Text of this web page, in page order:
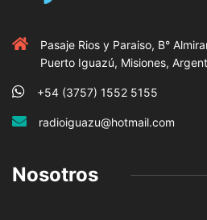
Pasaje Rios y Paraiso, B°
Puerto Iguazú, Misiones,
+54 (3757) 1552 5155
radioiguazu@hotmail.com
Nosotros